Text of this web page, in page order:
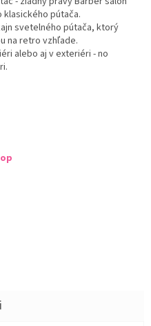
pútača.
svetelného pútača, ktorý
na retro vzhľade.
alebo aj v exteriéri - no